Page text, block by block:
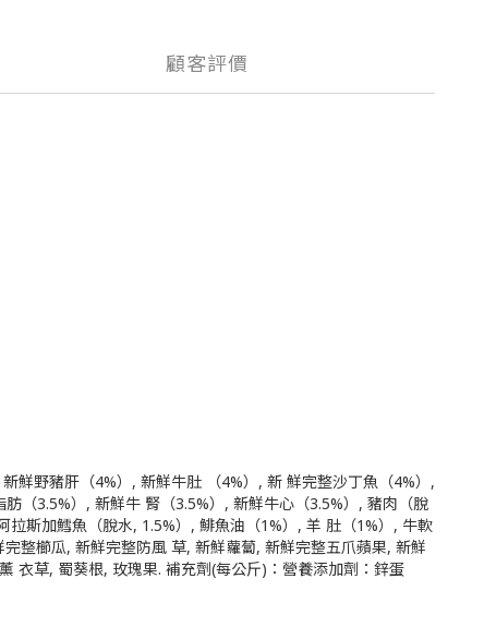
顧客評價
鮮野豬肝（4%）, 新鮮牛肚 （4%）, 新 鮮完整沙丁魚（4%）,
（3.5%）, 新鮮牛 腎（3.5%）, 新鮮牛心（3.5%）, 豬肉（脫
斯加鱈魚（脫水, 1.5%）, 鯡魚油（1%）, 羊 肚（1%）, 牛軟
整櫛瓜, 新鮮完整防風 草, 新鮮蘿蔔, 新鮮完整五爪蘋果, 新鮮
衣草, 蜀葵根, 玫瑰果. 補充劑(每公斤)：營養添加劑：鋅蛋